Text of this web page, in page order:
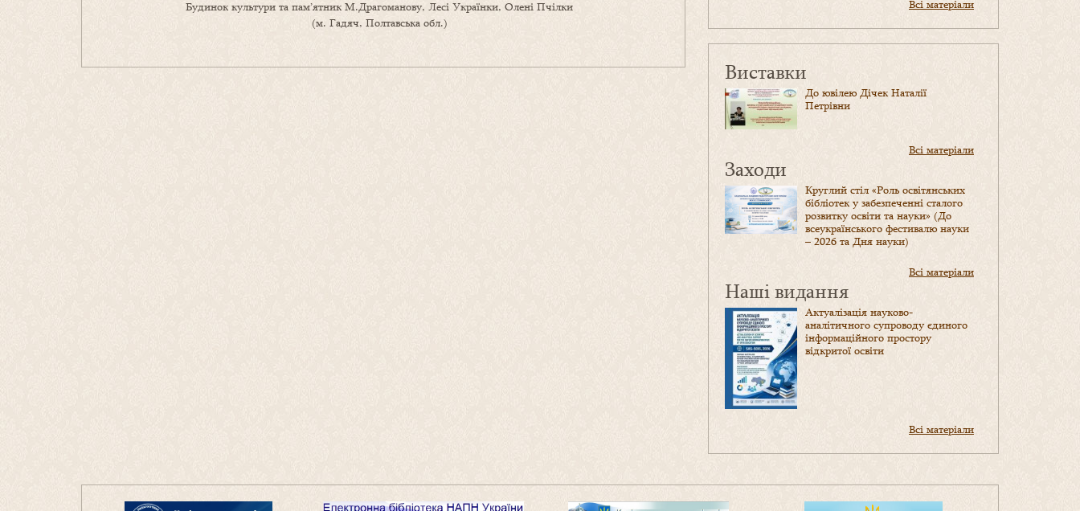
Будинок культури та пам’ятник М.Драгоманову, Лесі Українки, Олені Пчілки
(м. Гадяч, Полтавська обл.)
Всі матеріали
Виставки
До ювілею Дічек Наталії
Петрівни
Всі матеріали
Заходи
Круглий стіл «Роль освітянських
бібліотек у забезпеченні сталого
розвитку освіти та науки» (До
всеукраїнського фестивалю науки
– 2026 та Дня науки)
Всі матеріали
Наші видання
Актуалізація науково-
аналітичного супроводу єдиного
інформаційного простору
відкритої освіти
Всі матеріали